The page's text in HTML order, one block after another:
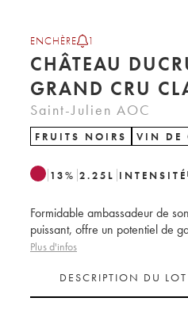
ENCHÈRE 1
CHÂTEAU
Saint-Julien AOC
FRUITS NOIRS VIN DE
13% 2.25 L INTENSITÉ
Formidable ambassadeur de
puissant, offre un potentiel de
Plus d'infos
DESCRIPTION DU LOT